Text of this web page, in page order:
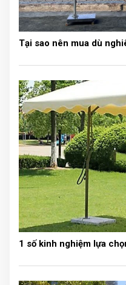
Cam kết cung cấp
hãng và chất lượng
Chuyển phát nhanh
hợp lý
Giá rẻ cạnh tranh
sách khuyến mãi
Nhân viên có kiến
tốt, nhiệt tình hỗ trợ
lúc mọi nơi.
Kết luận:
Trên đây là bài viết về
chúng tôi muốn cung
mắc cần tư vấn, khách
qua hotline ngày nhé.
được những sản phẩm
Tại sao nên mua dù
1 số kinh nghiệm lựa